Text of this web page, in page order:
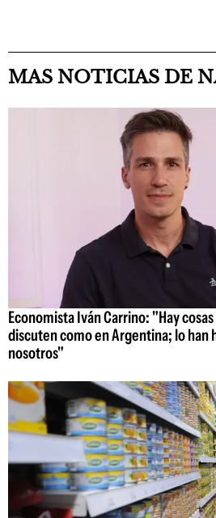
MAS NOTICIAS DE
Economista Iván Carrino: "Hay
discuten como en Argentina; lo han
nosotros"